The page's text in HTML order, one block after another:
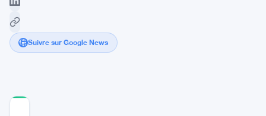
Suivre sur Google News